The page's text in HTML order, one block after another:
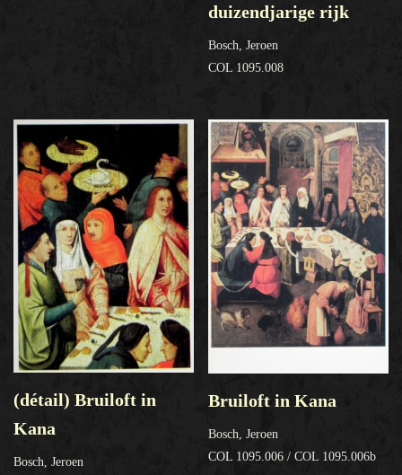
duizendjarige rijk
Bosch, Jeroen
COL 1095.008
(détail) Bruiloft in
Kana
Bosch, Jeroen
Bruiloft in Kana
Bosch, Jeroen
COL 1095.006 / COL 1095.006b